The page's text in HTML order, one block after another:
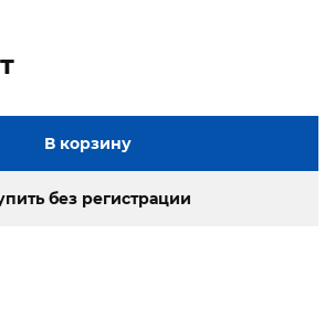
В корзину
без регистрации